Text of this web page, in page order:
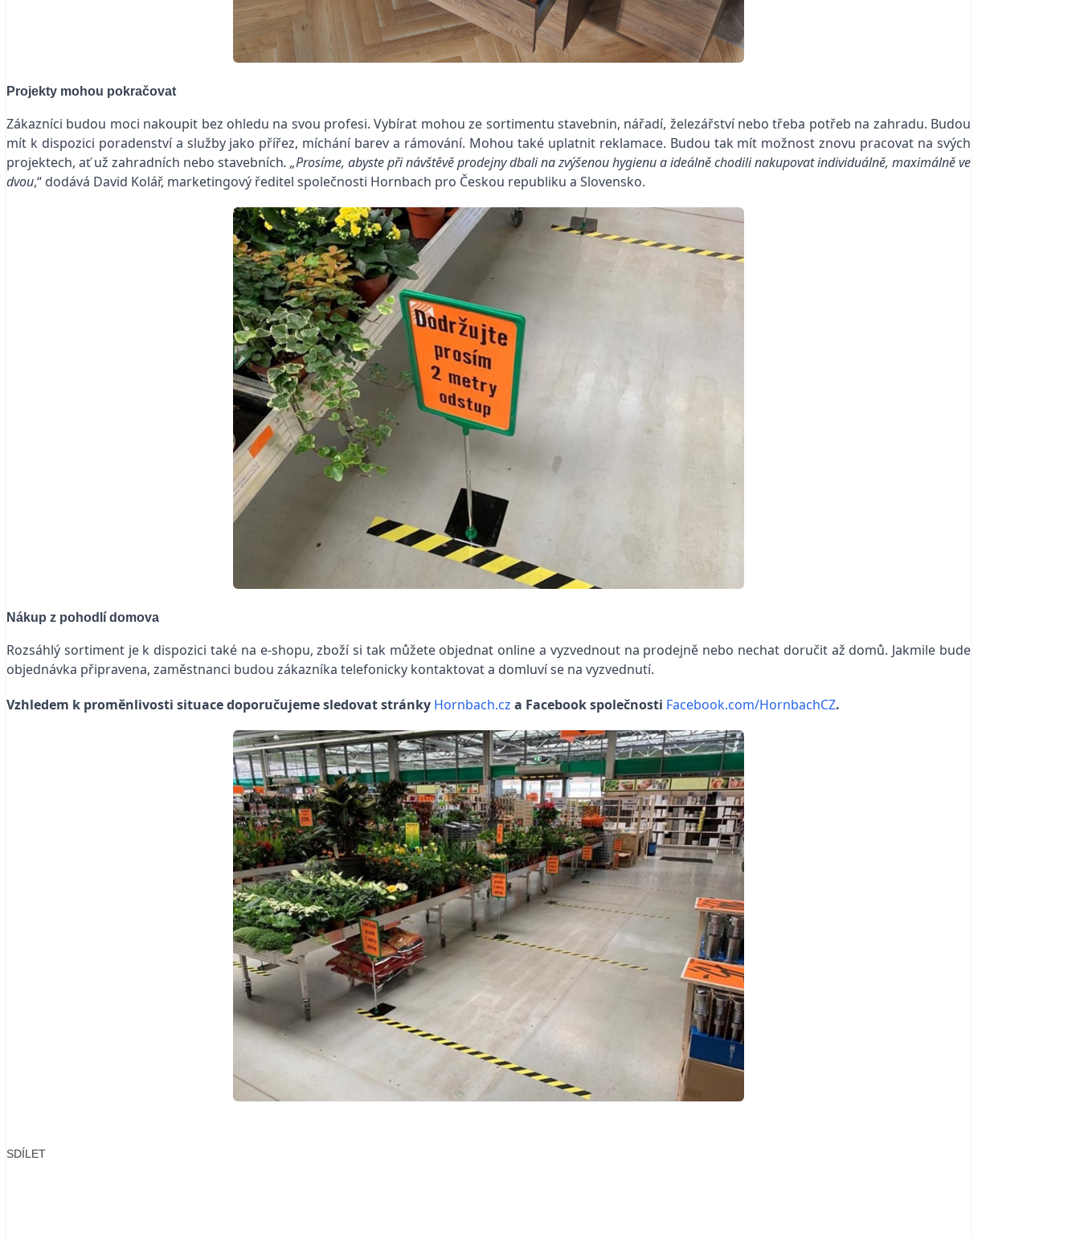
Projekty mohou pokračovat
Zákazníci budou moci nakoupit bez ohledu na svou profesi. Vybírat mohou ze sortimentu stavebnin, nářadí, železářství nebo třeba potřeb na zahradu. Budou
mít k dispozici poradenství a služby jako přířez, míchání barev a rámování. Mohou také uplatnit reklamace. Budou tak mít možnost znovu pracovat na svých
projektech, ať už zahradních nebo stavebních. „Prosíme, abyste při návštěvě prodejny dbali na zvýšenou hygienu a ideálně chodili nakupovat individuálně, maximálně ve
dvou,“ dodává David Kolář, marketingový ředitel společnosti Hornbach pro Českou republiku a Slovensko.
Nákup z pohodlí domova
Rozsáhlý sortiment je k dispozici také na e-shopu, zboží si tak můžete objednat online a vyzvednout na prodejně nebo nechat doručit až domů. Jakmile bude
objednávka připravena, zaměstnanci budou zákazníka telefonicky kontaktovat a domluví se na vyzvednutí.
Vzhledem k proměnlivosti situace doporučujeme sledovat stránky Hornbach.cz a Facebook společnosti Facebook.com/HornbachCZ.
SDÍLET